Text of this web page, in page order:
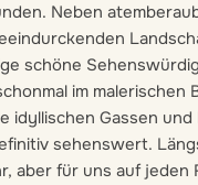
Neben
schöne
im malerischen
idyllischen Gassen
sehenswert.
aber für uns auf jeden